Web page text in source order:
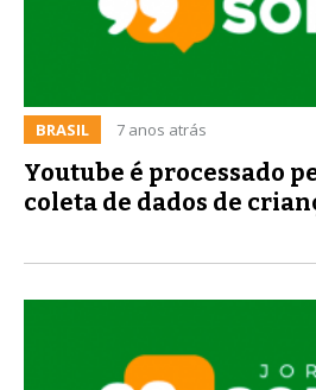
BRASIL 7 anos atrás
Youtube é processado
coleta de dados de